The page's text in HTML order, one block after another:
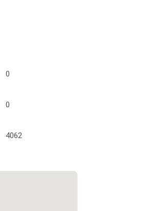
0
0
4062